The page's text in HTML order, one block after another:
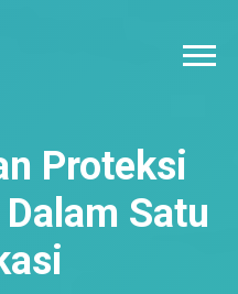
Proteksi
Satu